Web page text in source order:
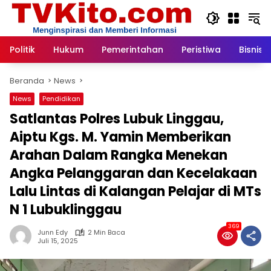
Langsung
Politik
Hukum Pemerintahan Peristiwa Bisnis
Beranda News
News Pendidikan
Satlantas Polres Lubuk Linggau,
Aiptu Kgs. M. Yamin Memberikan
Arahan Dalam Rangka Menekan
Angka Pelanggaran dan Kecelakaan
Lalu Lintas di Kalangan Pelajar di MTs
N 1 Lubuklinggau
Junn Edy
2 Min Baca
Juli 15, 2025
369